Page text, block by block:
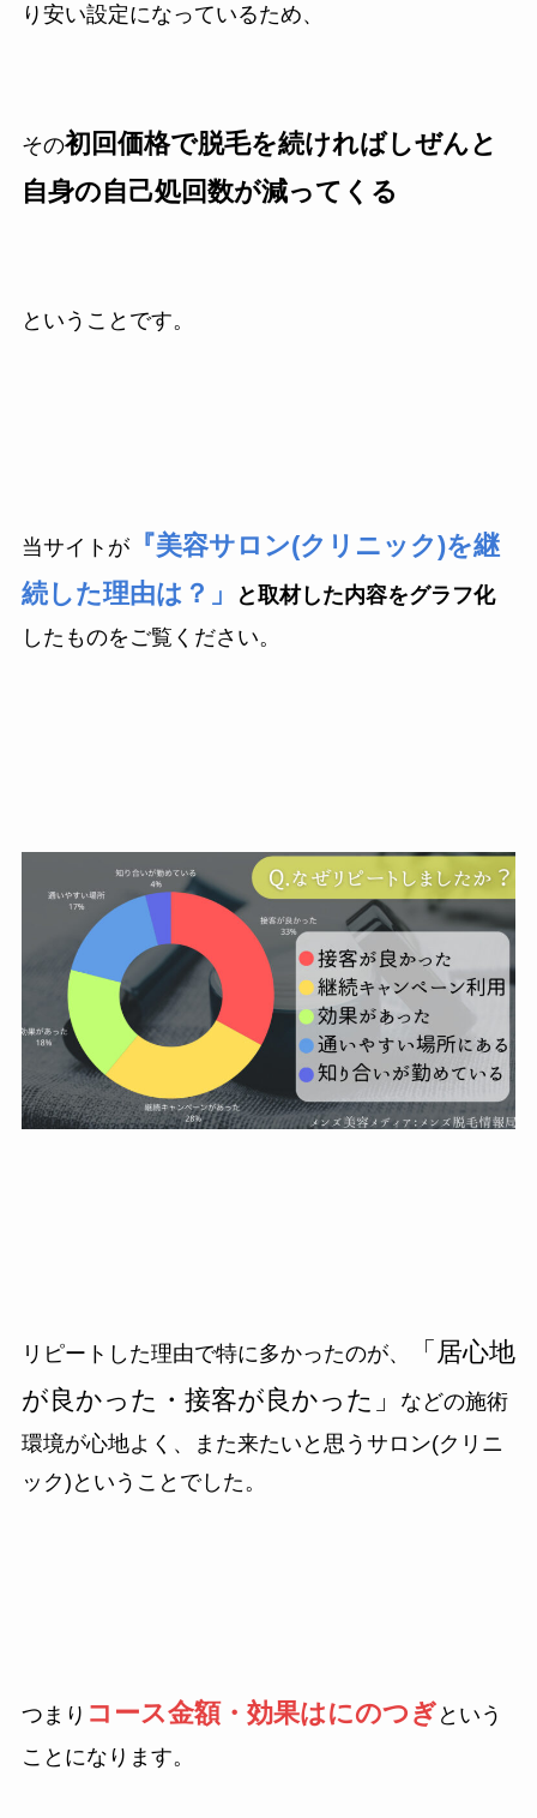
り安い設定になっているため、
その初回価格で脱毛を続ければしぜんと
自身の自己処回数が減ってくる
ということです。
当サイトが『美容サロン(クリニック)を継
続した理由は？」
と取材した内容をグラフ化
したものをご覧ください。
リピートした理由で特に多かったのが、
「居心地
が良かった・接客が良かった」
などの施術
環境が心地よく、また来たいと思うサロン(クリニ
ック)ということでした。
つまり コース金額・効果はにのつぎ という
ことになります。